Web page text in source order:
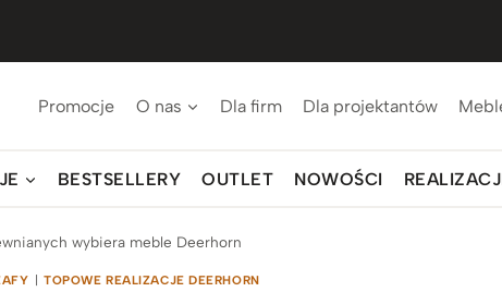
Promocje O nas Dla firm Dla projektantów
BESTSELLERY OUTLET NOWOŚCI
wybiera meble Deerhorn
| TOPOWE REALIZACJE DEERHORN